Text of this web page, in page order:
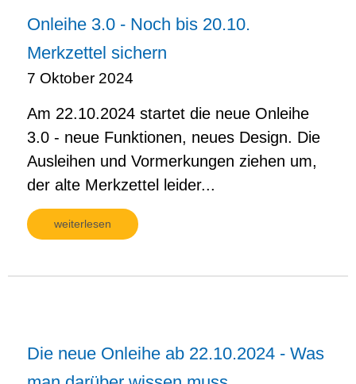
Onleihe 3.0 - Noch bis 20.10.
Merkzettel sichern
7 Oktober 2024
Am 22.10.2024 startet die neue Onleihe
3.0 - neue Funktionen, neues Design. Die
Ausleihen und Vormerkungen ziehen um,
der alte Merkzettel leider...
weiterlesen
Die neue Onleihe ab 22.10.2024 - Was